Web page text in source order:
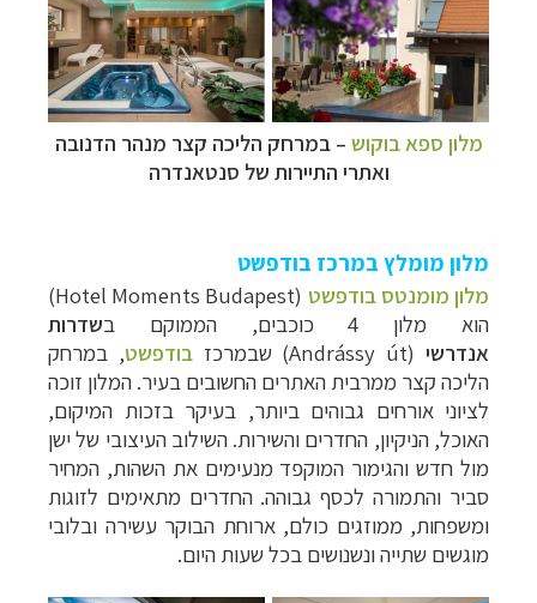
מלון ספא בוקוש – במרחק הליכה קצר מנהר הדנובה
ואתרי התיירות של סנטאנדרה
מלון מומלץ במרכז בודפשט
מלון מומנטס בודפשט
(Hotel Moments Budapest)
הוא מלון 4 כוכבים, הממוקם ב
שדרות
אנדרשי(Andrássy út) שבמרכז בודפשט, במרחק
הליכה קצר ממרבית האתרים החשובים בעיר. המלון זוכה
לציוני אורחים גבוהים ביותר, בעיקר בזכות המיקום,
האוכל, הניקיון, החדרים והשירות. השילוב העיצובי של ישן
מול חדש והגימור המוקפד מנעימים את השהות, המחיר
סביר והתמורה לכסף גבוהה. החדרים מתאימים לזוגות
ומשפחות, ממוזגים כולם, ארוחת הבוקר עשירה ובלובי
מוגשים שתייה ונשנושים בכל שעות היום.